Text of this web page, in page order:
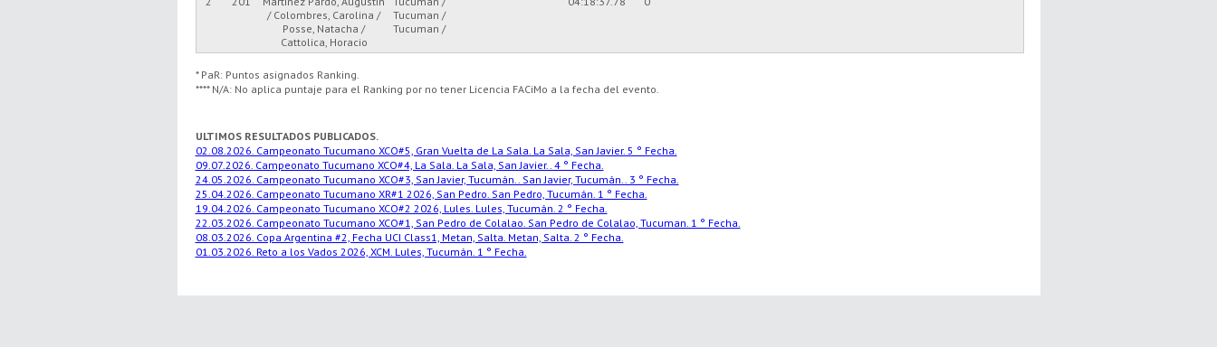
/ Colombres, Carolina /
Posse, Natacha /
Cattolica, Horacio
Tucuman /
Tucuman /
* PaR: Puntos asignados Ranking.
**** N/A: No aplica puntaje para el Ranking por no tener Licencia FACiMo a la fecha del evento.
ULTIMOS RESULTADOS PUBLICADOS.
02.08.2026. Campeonato Tucumano XCO#5, Gran Vuelta de La Sala. La Sala, San Javier. 5 ° Fecha.
09.07.2026. Campeonato Tucumano XCO#4, La Sala. La Sala, San Javier.. 4 ° Fecha.
24.05.2026. Campeonato Tucumano XCO#3, San Javier, Tucumán.. San Javier, Tucumán.. 3 ° Fecha.
25.04.2026. Campeonato Tucumano XR#1 2026, San Pedro. San Pedro, Tucumán. 1 ° Fecha.
19.04.2026. Campeonato Tucumano XCO#2 2026, Lules. Lules, Tucumán. 2 ° Fecha.
22.03.2026. Campeonato Tucumano XCO#1, San Pedro de Colalao. San Pedro de Colalao, Tucuman. 1 ° Fecha.
08.03.2026. Copa Argentina #2, Fecha UCI Class1, Metan, Salta. Metan, Salta. 2 ° Fecha.
01.03.2026. Reto a los Vados 2026, XCM. Lules, Tucumán. 1 ° Fecha.